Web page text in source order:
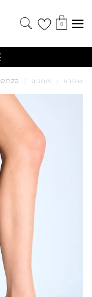
0
שופרא / מותגים /